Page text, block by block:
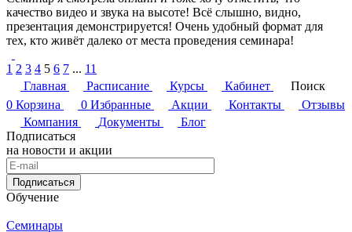
качество видео и звука на высоте! Всё слышно, видно,
презентация демонстрируется! Очень удобный формат для
тех, кто живёт далеко от места проведения семинара!
1 2 3 4 5 6 7 ... 11
Главная
Расписание Курсы Кабинет
Поиск
0 Корзина 0 Избранные Акции Контакты
Отзывы
Компания
Документы
Блог
Подписаться
на новости и акции
Подписаться
Обучение
Семинары